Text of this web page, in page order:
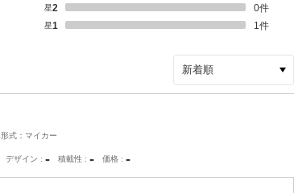
星2
0件
星1
1件
式：マイカー
デザイン - 積載性 - 価格 -